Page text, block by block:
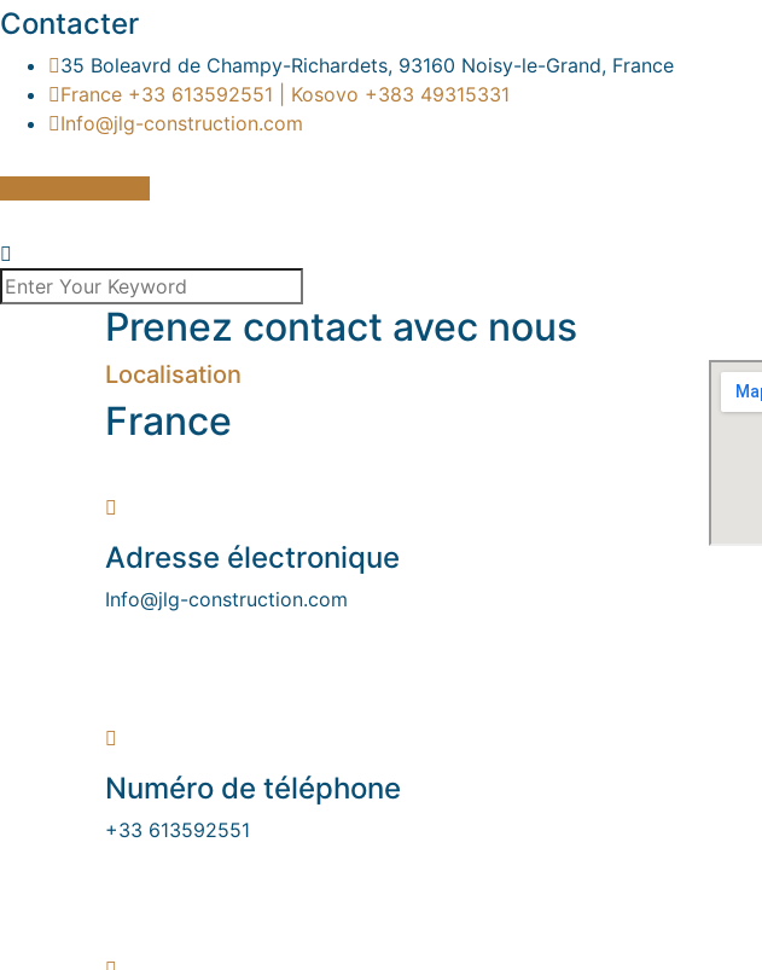
Contacter
35 Boleavrd de Champy-Richardets, 93160 Noisy-le-Grand, France
France +33 613592551 | Kosovo +383 49315331
Info@jlg-construction.com
Prenez contact avec nous
Localisation
France
Adresse électronique
Info@jlg-construction.com
Numéro de téléphone
+33 613592551